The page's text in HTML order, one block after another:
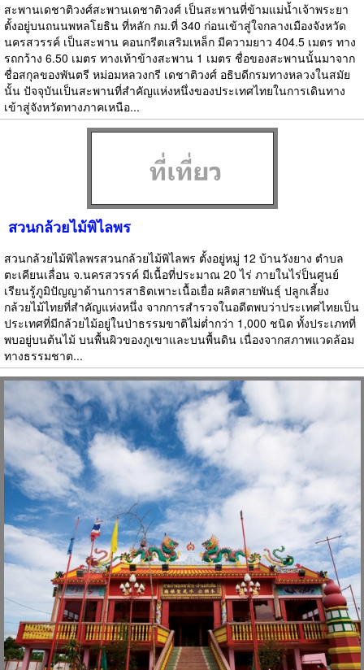
สะพานเดชาติวงศ์สะพานเดชาติวงศ์ เป็นสะพานที่ข้ามแม่น้ำเจ้าพระยา
ตั้งอยู่บนถนนพหลโยธิน ที่หลัก กม.ที่ 340 ก่อนเข้าสู่ใจกลางเมืองจังหวัด
นครสวรรค์ เป็นสะพาน คอนกรีตเสริมเหล็ก มีความยาว 404.5 เมตร ทาง
รถกว้าง 6.50 เมตร ทางเท้าข้างสะพาน 1 เมตร ชื่อของสะพานนั้นมาจาก
ชื่อสกุลของพันตรี หม่อมหลวงกรี เดชาติวงศ์ อธิบดีกรมทางหลวงในสมัย
นั้น ปัจจุบันเป็นสะพานที่สำคัญแห่งหนึ่งของประเทศไทยในการเดินทาง
เข้าสู่จังหวัดทางภาคเหนือ...
สวนกล้วยไม้พิไลพร
สวนกล้วยไม้พิไลพรสวนกล้วยไม้พิไลพร ตั้งอยู่หมู่ 12 บ้านวังยาง ตำบล
ตะเคียนเลื่อน จ.นครสวรรค์ มีเนื้อที่ประมาณ 20 ไร่ ภายในไร่ป็นศูนย์
เรียนรู้ภูมิปัญญาด้านการสาธิตเพาะเนื้อเยื่อ ผลิตสายพันธุ์ ปลูกเลี้ยง
กล้วยไม้ไทยที่สำคัญแห่งหนึ่ง จากการสำรวจในอดีตพบว่าประเทศไทยเป็น
ประเทศที่มีกล้วยไม้อยู่ในป่าธรรมขาติไม่ต่ำกว่า 1,000 ชนิด ทั้งประเภทที่
พบอยู่บนต้นไม้ บนพื้นผิวของภูเขาและบนพื้นดิน เนื่องจากสภาพแวดล้อม
ทางธรรมชาต...